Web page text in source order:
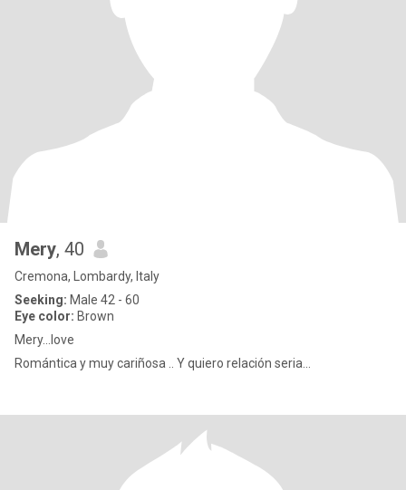
Mery, 40
Cremona, Lombardy, Italy
Seeking: Male 42 - 60
Eye color: Brown
Mery...love
Romántica y muy cariñosa .. Y quiero relación seria...